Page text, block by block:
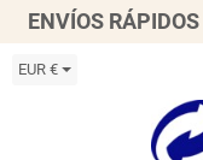
ENVÍOS RÁPIDOS
EUR €